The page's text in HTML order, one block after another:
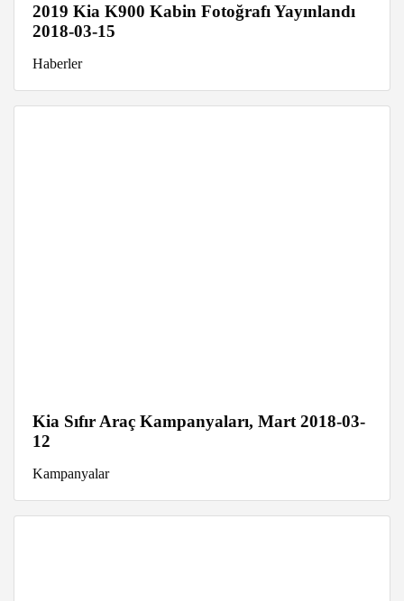
2019 Kia K900 Kabin Fotoğrafı Yayınlandı
2018-03-15
Haberler
Kia Sıfır Araç Kampanyaları, Mart 2018-03-
12
Kampanyalar